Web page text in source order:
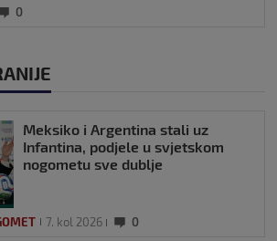
0
Meksiko i Argentina stali uz
Infantina, podjele u svjetskom
nogometu sve dublje
7. kol 2026 0